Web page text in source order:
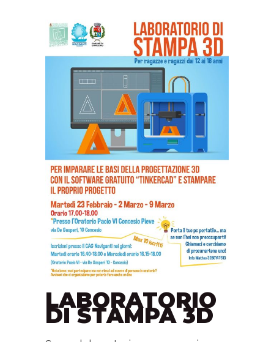
LABORATORIO
DI STAMPA 3D